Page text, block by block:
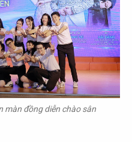
màn đồng diễn chào sân